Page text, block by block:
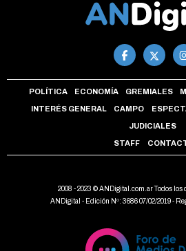
POLÍTICA ECONOMÍA GREMIALES
INTERÉS GENERAL CAMPO
JUDICIALES
STAFF
2008 - 2023 © ANDigital.com.ar Todos los
ANDigital - Edición Nº: 3686 07/02/2019 -